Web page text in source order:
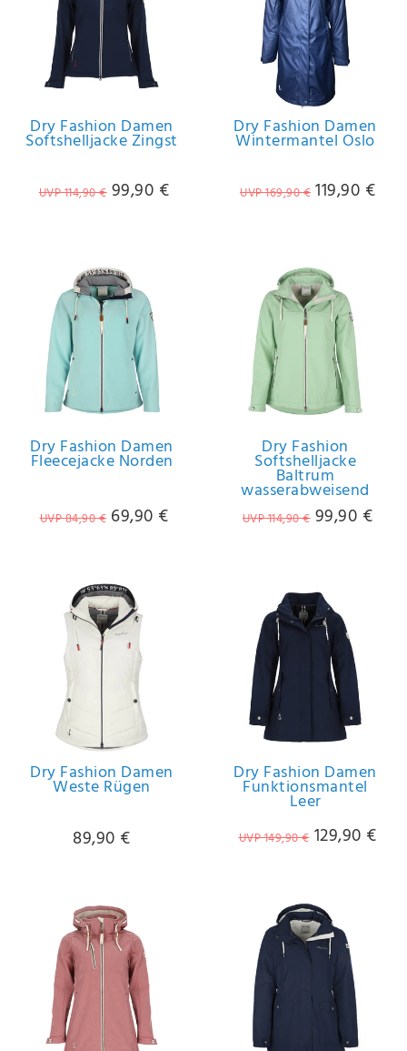
Dry Fashion Damen
Softshelljacke Zingst
UVP 114,90 € 99,90 €
Dry Fashion Damen
Wintermantel Oslo
UVP 169,90 € 119,90 €
Dry Fashion Damen
Fleecejacke Norden
UVP 84,90 € 69,90 €
Dry Fashion
Softshelljacke
Baltrum
wasserabweisend
UVP 114,90 € 99,90 €
Dry Fashion Damen
Weste Rügen
89,90 €
Dry Fashion Damen
Funktionsmantel
Leer
UVP 149,90 € 129,90 €